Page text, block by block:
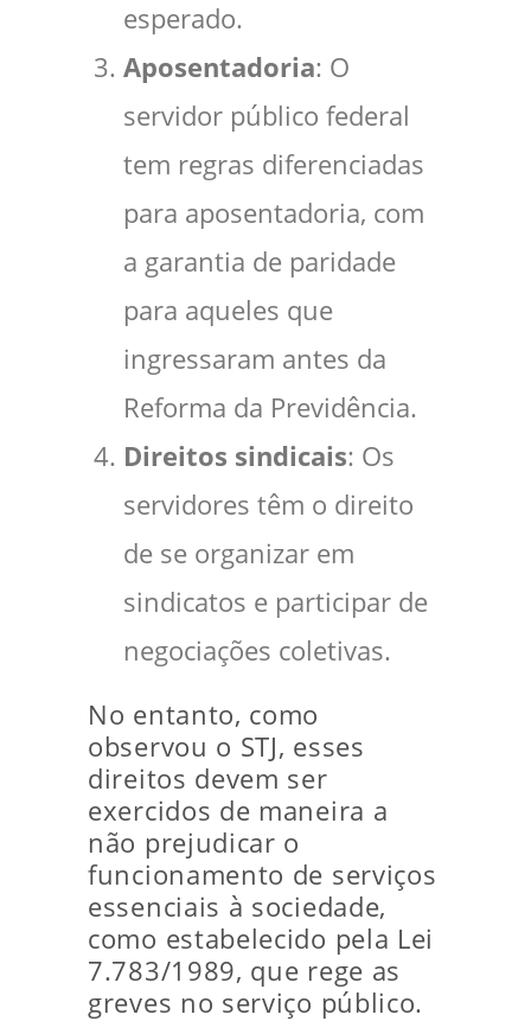
esperado.
Aposentadoria: O
servidor público federal
tem regras diferenciadas
para aposentadoria, com
a garantia de paridade
para aqueles que
ingressaram antes da
Reforma da Previdência.
Direitos sindicais: Os
servidores têm o direito
de se organizar em
sindicatos e participar de
negociações coletivas.
No entanto, como
observou o STJ, esses
direitos devem ser
exercidos de maneira a
não prejudicar o
funcionamento de serviços
essenciais à sociedade,
como estabelecido pela Lei
7.783/1989, que rege as
greves no serviço público.